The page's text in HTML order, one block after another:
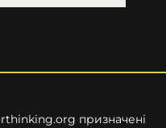
призначені